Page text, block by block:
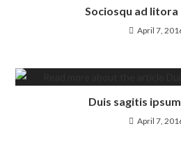
Sociosqu ad
April 7,
Duis sagitis
April 7,